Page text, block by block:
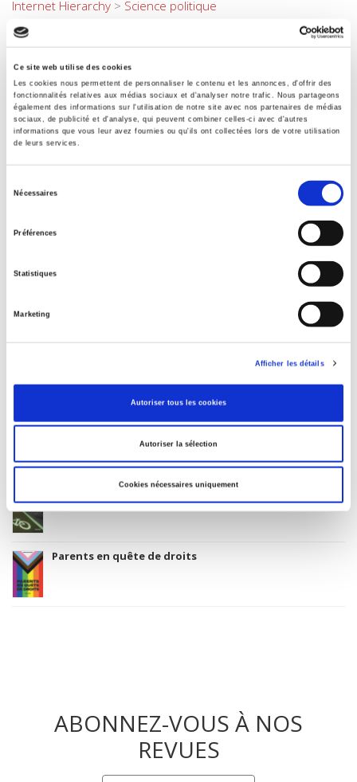
Ce site web utilise des cookies
Les cookies nous permettent de personnaliser le contenu et les annonces, d'offrir des
fonctionnalités relatives aux médias sociaux et d'analyser notre trafic. Nous partageons
également des informations sur l'utilisation de notre site avec nos partenaires de médias
sociaux, de publicité et d'analyse, qui peuvent combiner celles-ci avec d'autres
informations que vous leur avez fournies ou qu'ils ont collectées lors de votre utilisation
de leurs services.
Nécessaires
Préférences
Statistiques
Marketing
Afficher les détails
Autoriser tous les cookies
Autoriser la sélection
Cookies nécessaires uniquement
Internet Hierarchy > Science politique
BISAC Subject Heading
POL000000 POLITICAL SCIENCE
BIC subject category (UK)
JP Politics & government
Code publique Onix
06 Professionnel et académique
Type d'ouvrage
Avec
Titres
Salariés en justice
La ville verte au pied du mur
Parents en quête de droits
ABONNEZ-VOUS À NOS
REVUES